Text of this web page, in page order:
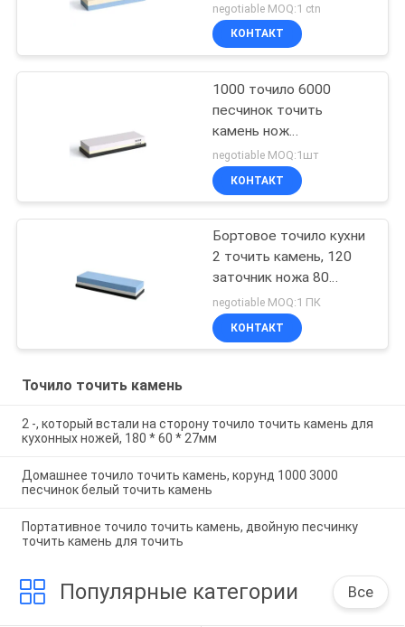
negotiable MOQ:1 ctn
КОНТАКТ
1000 точило 6000
песчинок точить
камень нож
Ватерстоне корунда 7
дюймов
negotiable MOQ:1шт
КОНТАКТ
Бортовое точило кухни
2 точить камень, 120
заточник ножа 80
песчинок каменный
negotiable MOQ:1 ПК
КОНТАКТ
Точило точить камень
2 -, который встали на сторону точило точить камень для
кухонных ножей, 180 * 60 * 27мм
Домашнее точило точить камень, корунд 1000 3000
песчинок белый точить камень
Портативное точило точить камень, двойную песчинку
точить камень для точить
Популярные категории Все